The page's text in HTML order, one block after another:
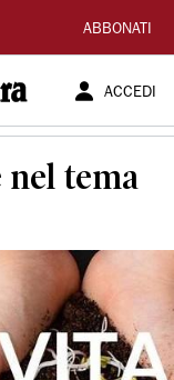
ABBONATI
ACCEDI
tema